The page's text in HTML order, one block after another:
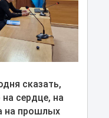
сказать,
сердце, на
на прошлых